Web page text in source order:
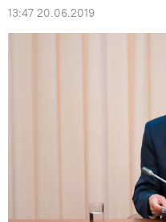
13:47 20.06.2019